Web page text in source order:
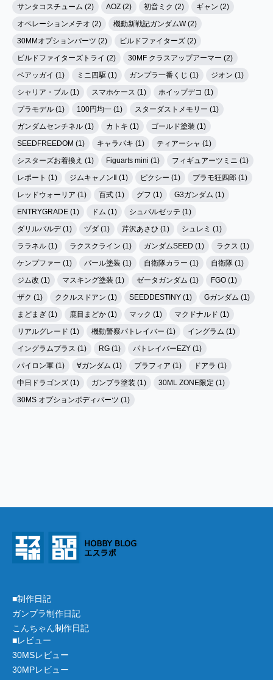
サンタコスチューム (2)
AOZ (2) 初音ミク (2)
ギャン (2)
オペレーションメテオ (2)
機動新戦記ガンダムW (2)
30MMオプションパーツ (2)
ビルドファイターズ (2)
ビルドファイターズトライ (2)
30MF クラスアップアーマー (2)
ベアッガイ (1)
ミニ四駆 (1) ガンプラ一番くじ (1)
ジオン (1)
シャリア・ブル (1)
スマホケース (1)
ホイップデコ (1)
プラモデル (1)
100円均一 (1)
スターダストメモリー (1)
ガンダムセンチネル (1)
カトキ (1)
ゴールド塗装 (1)
SEEDFREEDOM (1)
キャラパキ (1)
ティアーシャ (1)
シスターズお着換え (1)
Figuarts mini (1)
フィギュアーツミニ (1)
レポート (1)
ジムキャノンⅡ (1) ピクシー (1)
プラモ狂四郎 (1)
レッドウォーリア (1)
百式 (1) グフ (1)
G3ガンダム (1)
ENTRYGRADE (1)
ドム (1)
シュバルゼッテ (1)
ダリルバルデ (1)
ヅダ (1) 芹沢あさひ (1)
シュレミ (1)
ララネル (1)
ラクスクライン (1) ガンダムSEED (1)
ラクス (1)
ケンプファー (1)
パール塗装 (1) 自衛隊カラー (1)
自衛隊 (1)
ジム改 (1)
マスキング塗装 (1) ゼータガンダム (1)
FGO (1)
ザク (1)
ククルスドアン (1) SEEDDESTINY (1)
Gガンダム (1)
まどまぎ (1)
鹿目まどか (1) マック (1)
マクドナルド (1)
リアルグレード (1)
機動警察パトレイバー (1)
イングラム (1)
イングラムプラス (1)
RG (1)
パトレイバーEZY (1)
パイロン軍 (1)
∀ガンダム (1) プラフィア (1)
ドアラ (1)
中日ドラゴンズ (1)
ガンプラ塗装 (1)
30ML ZONE限定 (1)
30MS オプションボディパーツ (1)
■制作日記
ガンプラ制作日記
こんちゃん制作日記
■レビュー
30MSレビュー
30MPレビュー